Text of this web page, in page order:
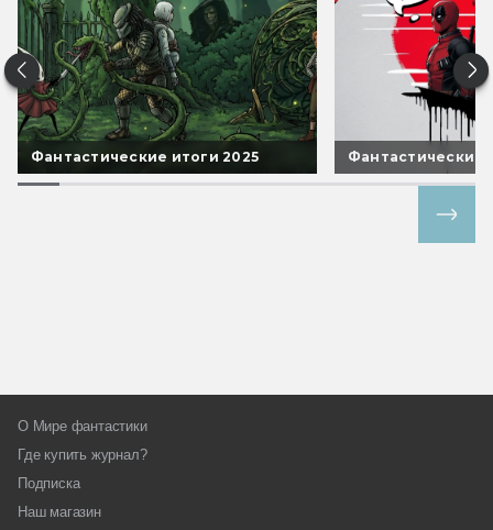
Фантастические итоги 2025 Фантастические
О Мире фантастики
Где купить журнал?
Подписка
Наш магазин